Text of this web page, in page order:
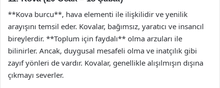
**Kova burcu**, hava elementi ile ilişkilidir ve yenilik
arayışını temsil eder. Kovalar, bağımsız, yaratıcı ve insancıl
bireylerdir. **Toplum için faydalı** olma arzuları ile
bilinirler. Ancak, duygusal mesafeli olma ve inatçılık gibi
zayıf yönleri de vardır. Kovalar, genellikle alışılmışın dışına
çıkmayı severler.